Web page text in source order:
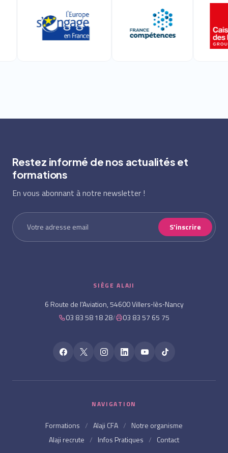
Restez informé de nos actualités et
formations
En vous abonnant à notre newsletter !
S'inscrire
SIÈGE ALAJI
6 Route de l'Aviation, 54600 Villers‑lès‑Nancy
03 83 58 18 28/ 03 83 57 65 75
NAVIGATION
Formations / Alaji CFA / Notre organisme
Alaji recrute / Infos Pratiques / Contact